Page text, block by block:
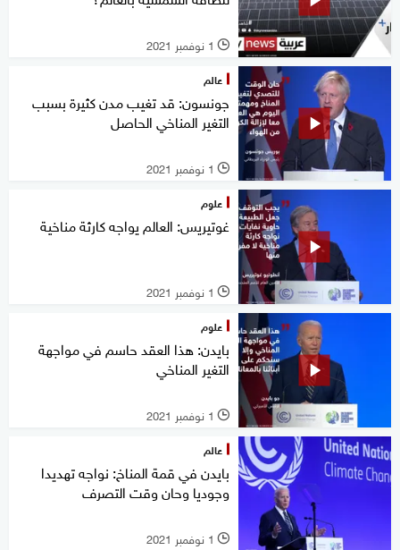
l 1 نوفمبر 2021
عالم
جونسون: قد تغيب مدن كثيرة بسبب
التغير المناخي الحاصل
l 1 نوفمبر 2021
علوم
غوتيريس: العالم يواجه كارثة مناخية
l 1 نوفمبر 2021
علوم
بايدن: هذا العقد حاسم في مواجهة
التغير المناخي
l 1 نوفمبر 2021
عالم
بايدن في قمة المناخ: نواجه تهديدا
وجوديا وحان وقت التصرف
l 1 نوفمبر 2021